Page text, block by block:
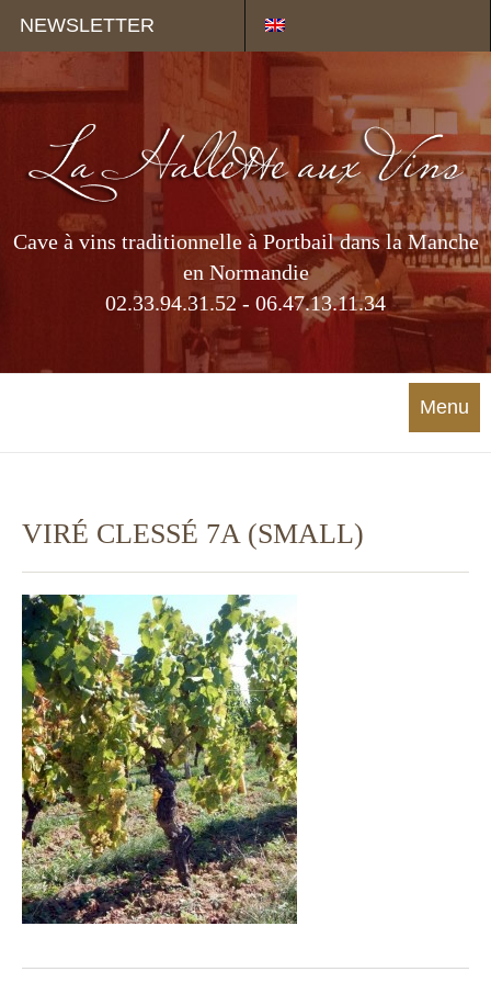
NEWSLETTER
Cave à vins traditionnelle à Portbail dans la Manche
en Normandie
02.33.94.31.52 - 06.47.13.11.34
Menu
VIRÉ CLESSÉ 7A (SMALL)
Panneau de gestion des cookies